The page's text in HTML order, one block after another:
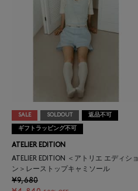
SALE SOLDOUT 返品不可
ギフトラッピング不可
ATELIER EDITION
ATELIER EDITION ＜アトリエ エディショ
ン＞レーストップキャミソール
¥9,680